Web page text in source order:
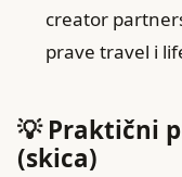
creator
prave travel i
💡 Praktični
(skica)